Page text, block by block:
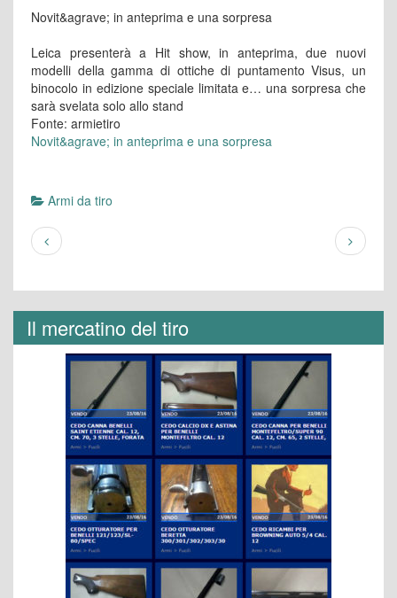
Novit&agrave; in anteprima e una sorpresa
Leica presenterà a Hit show, in anteprima, due nuovi
modelli della gamma di ottiche di puntamento Visus, un
binocolo in edizione speciale limitata e… una sorpresa che
sarà svelata solo allo stand
Fonte: armietiro
Novit&agrave; in anteprima e una sorpresa
Armi da tiro
Il mercatino del tiro